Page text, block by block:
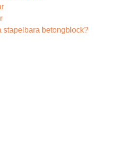
stapelbara betongblock?